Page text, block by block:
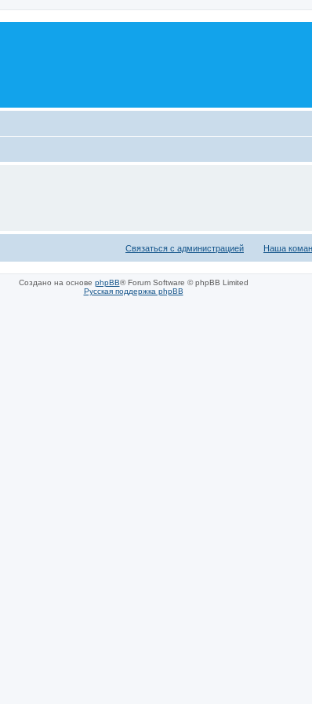
Наша
Связаться с администрацией
Создано на основе phpBB® Forum Software © phpBB Limited
Русская поддержка phpBB